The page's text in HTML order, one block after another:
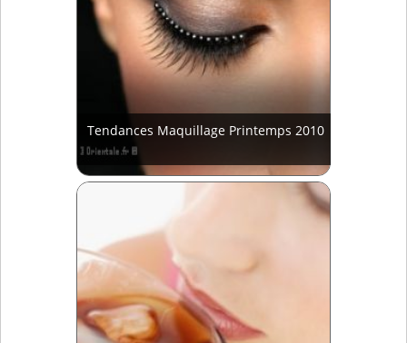
Tendances Maquillage Printemps 2010